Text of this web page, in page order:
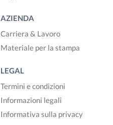
AZIENDA
Carriera & Lavoro
Materiale per la stampa
LEGAL
Termini e condizioni
Informazioni legali
Informativa sulla privacy